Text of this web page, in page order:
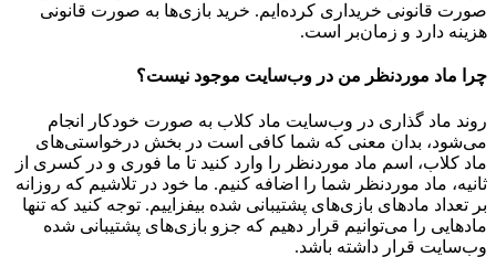
صورت قانونی خریداری کرده‌ایم. خرید بازی‌ها به صورت قانونی
هزینه دارد و زمان‌بر است.
چرا ماد موردنظر من در وب‌سایت موجود نیست؟
روند ماد گذاری در وب‌سایت ماد کلاب به صورت خودکار انجام
می‌شود، بدان معنی که شما کافی است در بخش درخواستی‌های
ماد کلاب، اسم ماد موردنظر را وارد کنید تا ما فوری و در کسری از
ثانیه، ماد موردنظر شما را اضافه کنیم. ما خود در تلاشیم که روزانه
بر تعداد مادهای بازی‌های پشتیبانی شده بیفزاییم. توجه کنید که تنها
مادهایی را می‌توانیم قرار دهیم که جزو بازی‌های پشتیبانی شده
وب‌سایت قرار داشته باشد.